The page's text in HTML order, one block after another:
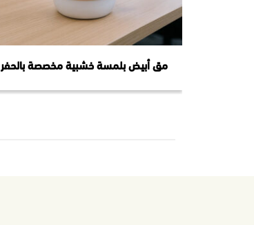
مق أبيض بلمسة خشبية مخصصة بالحفر